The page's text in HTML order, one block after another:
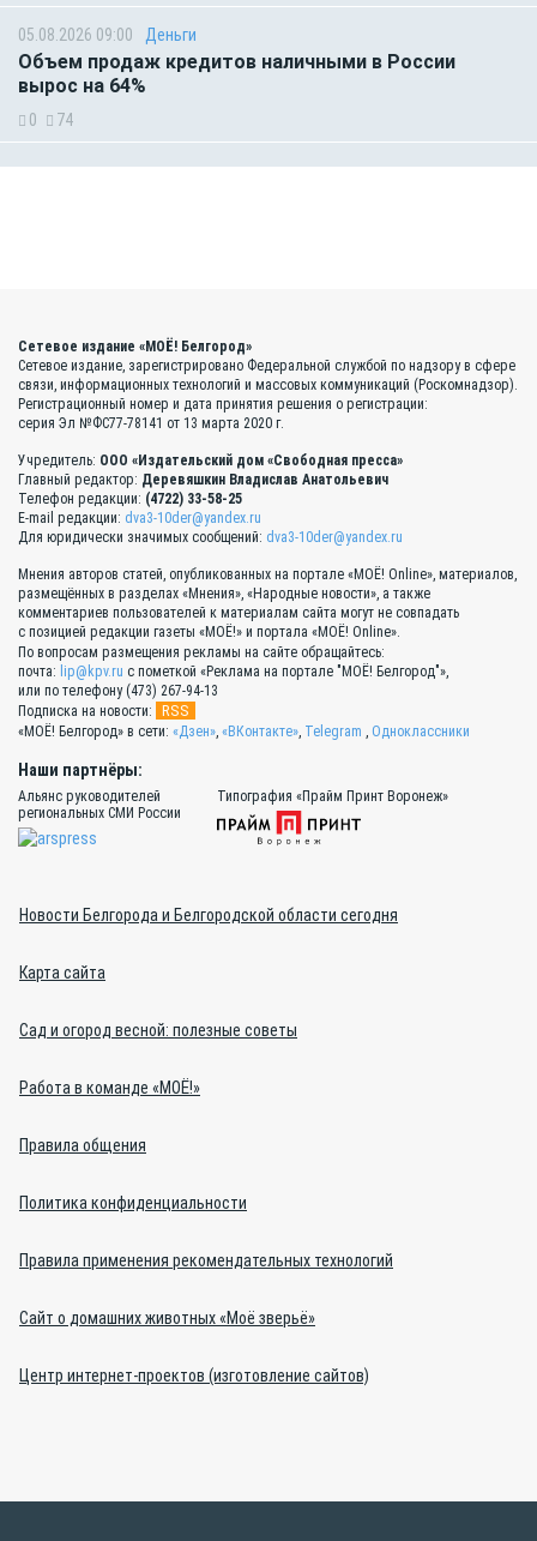
05.08.2026 09:00 Деньги
Объем продаж кредитов наличными в России
вырос на 64%
0 74
Сетевое издание «МОЁ! Белгород»
Сетевое издание, зарегистрировано Федеральной службой по надзору в сфере
связи, информационных технологий и массовых коммуникаций (Роскомнадзор).
Регистрационный номер и дата принятия решения о регистрации:
серия Эл №ФС77-78141 от 13 марта 2020 г.
Учредитель: ООО «Издательский дом «Свободная пресса»
Главный редактор: Деревяшкин Владислав Анатольевич
Телефон редакции: (4722) 33-58-25
E-mail редакции: dva3-10der@yandex.ru
Для юридически значимых сообщений: dva3-10der@yandex.ru
Мнения авторов статей, опубликованных на портале «МОЁ! Online», материалов,
размещённых в разделах «Мнения», «Народные новости», а также
комментариев пользователей к материалам сайта могут не совпадать
с позицией редакции газеты «МОЁ!» и портала «МОЁ! Online».
По вопросам размещения рекламы на сайте обращайтесь:
почта: lip@kpv.ru с пометкой «Реклама на портале "МОЁ! Белгород"»,
или по телефону (473) 267-94-13
Подписка на новости:
RSS
«МОЁ! Белгород» в сети: «Дзен», «ВКонтакте», Telegram , Одноклассники
Наши партнёры:
Альянс руководителей
региональных СМИ России
Типография «Прайм Принт Воронеж»
Новости Белгорода и Белгородской области сегодня
Карта сайта
Сад и огород весной: полезные советы
Работа в команде «МОЁ!»
Правила общения
Политика конфиденциальности
Правила применения рекомендательных технологий
Сайт о домашних животных «Моё зверьё»
Центр интернет-проектов (изготовление сайтов)